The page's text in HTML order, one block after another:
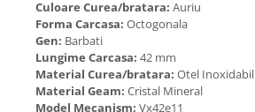
Culoare Curea/bratara: Auriu
Forma Carcasa: Octogonala
Gen: Barbati
Lungime Carcasa: 42 mm
Material Curea/bratara: Otel Inoxidabil
Material Geam: Cristal Mineral
Model Mecanism: Vx42e11